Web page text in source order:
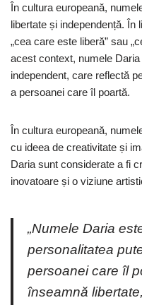
În cultura europeană,
libertate și independență.
„cea care este liberă” sau
acest context, numele
independent, care reflectă
a persoanei care îl poartă.
În cultura europeană,
cu ideea de creativitate și
Daria sunt considerate a fi
inovatoare și o viziune
„Numele Daria
personalitatea
persoanei care îl
înseamnă